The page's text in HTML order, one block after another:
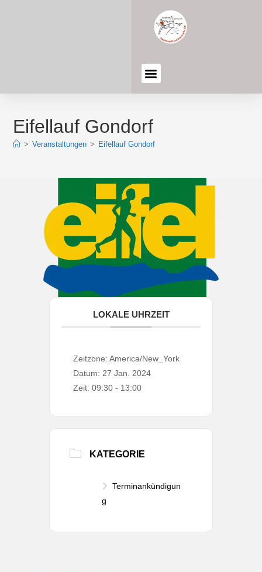
Eifellauf Gondorf
> Veranstaltungen > Eifellauf Gondorf
LOKALE UHRZEIT
Zeitzone: America/New_York
Datum: 27 Jan. 2024
Zeit: 09:30 - 13:00
KATEGORIE
Terminankündigun
g